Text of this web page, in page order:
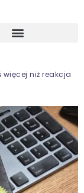
więcej niż reakcja